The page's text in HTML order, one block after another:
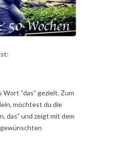
“das” gezielt. Zum
möchtest du die
das” und zeigt mit dem